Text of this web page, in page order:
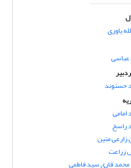
یاوری
عباسی
حسنوند
راسخ
متین
زراعت
قاری سید فاطمی